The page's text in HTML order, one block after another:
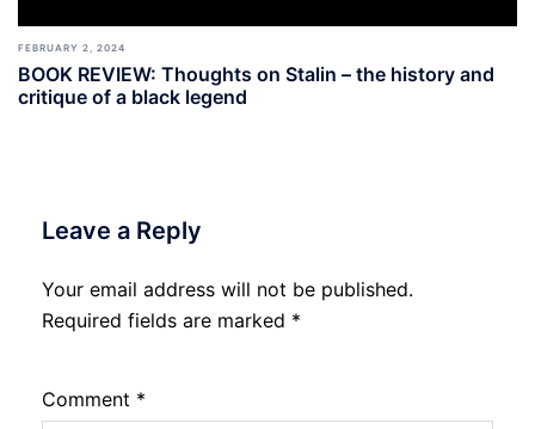
FEBRUARY 2, 2024
BOOK REVIEW: Thoughts on Stalin – the history and
critique of a black legend
Leave a Reply
Your email address will not be published.
Required fields are marked *
Comment *